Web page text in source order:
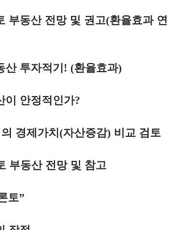
부동산 전망 및 권고(환율효과 연
산 투자적기! (환율효과)
이 안정적인가?
의 경제가치(자산증감) 비교 검토
부동산 전망 및 참고
토”